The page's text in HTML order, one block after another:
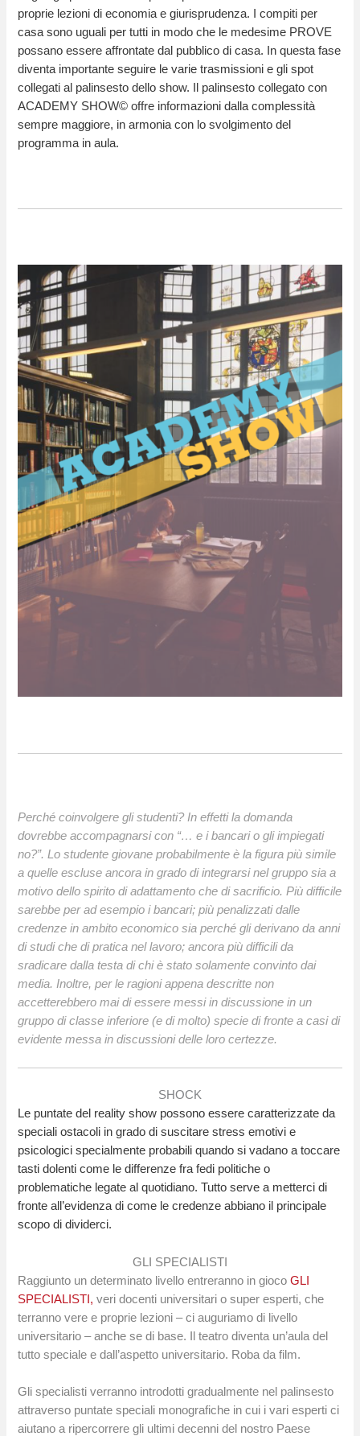
proprie lezioni di economia e giurisprudenza. I compiti per
casa sono uguali per tutti in modo che le medesime PROVE
possano essere affrontate dal pubblico di casa. In questa fase
diventa importante seguire le varie trasmissioni e gli spot
collegati al palinsesto dello show. Il palinsesto collegato con
ACADEMY SHOW© offre informazioni dalla complessità
sempre maggiore, in armonia con lo svolgimento del
programma in aula.
Perché coinvolgere gli studenti? In effetti la domanda
dovrebbe accompagnarsi con “… e i bancari o gli impiegati
no?”. Lo studente giovane probabilmente è la figura più simile
a quelle escluse ancora in grado di integrarsi nel gruppo sia a
motivo dello spirito di adattamento che di sacrificio. Più difficile
sarebbe per ad esempio i bancari; più penalizzati dalle
credenze in ambito economico sia perché gli derivano da anni
di studi che di pratica nel lavoro; ancora più difficili da
sradicare dalla testa di chi è stato solamente convinto dai
media. Inoltre, per le ragioni appena descritte non
accetterebbero mai di essere messi in discussione in un
gruppo di classe inferiore (e di molto) specie di fronte a casi di
evidente messa in discussioni delle loro certezze.
SHOCK
Le puntate del reality show possono essere caratterizzate da
speciali ostacoli in grado di suscitare stress emotivi e
psicologici specialmente probabili quando si vadano a toccare
tasti dolenti come le differenze fra fedi politiche o
problematiche legate al quotidiano. Tutto serve a metterci di
fronte all’evidenza di come le credenze abbiano il principale
scopo di dividerci.
GLI SPECIALISTI
Raggiunto un determinato livello entreranno in giocoGLI
SPECIALISTI, veri docenti universitari o super esperti, che
terranno vere e proprie lezioni – ci auguriamo di livello
universitario – anche se di base. Il teatro diventa un’aula del
tutto speciale e dall’aspetto universitario. Roba da film.
Gli specialisti verranno introdotti gradualmente nel palinsesto
attraverso puntate speciali monografiche in cui i vari esperti ci
aiutano a ripercorrere gli ultimi decenni del nostro Paese